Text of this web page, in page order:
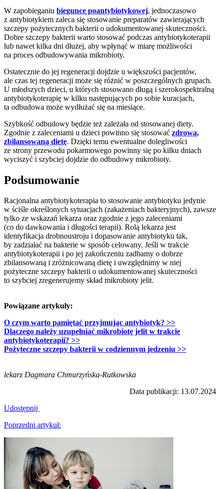
W zapobieganiu biegunce poantybiotykowej, jednoczasowo
z antybiotykiem zaleca się stosowanie preparatów zawierających
szczepy pożytecznych bakterii o udokumentowanej skuteczności.
Dobre szczepy bakterii warto stosować podczas antybiotykoterapii
lub nawet kilka dni dłużej, aby wpłynąć w miarę możliwości
na proces odbudowywania mikrobioty.
Ostatecznie do jej regeneracji dojdzie u większości pacjentów,
ale czas tej regeneracji może się różnić w poszczególnych grupach.
U młodszych dzieci, u których stosowano długą i szerokospektralną
antybiotykoterapię w kilku następujących po sobie kuracjach,
ta odbudowa może wydłużać się na miesiące.
Szybkość odbudowy będzie też zależała od stosowanej diety.
Zgodnie z zaleceniami u dzieci powinno się stosować zdrową,
zbilansowaną dietę. Dzięki temu ewentualne dolegliwości
ze strony przewodu pokarmowego powinny się po kilku dniach
wyciszyć i szybciej dojdzie do odbudowy mikrobioty.
Podsumowanie
Racjonalna antybiotykoterapia to stosowanie antybiotyku jedynie
w ściśle określonych sytuacjach (zakażeniach bakteryjnych), zawsze
tylko ze wskazań lekarza oraz zgodnie z jego zaleceniami
(co do dawkowania i długości terapii). Rolą lekarza jest
identyfikacja drobnoustroju i dopasowanie antybiotyku tak,
by zadziałać na bakterie w sposób celowany. Jeśli w trakcie
antybiotykoterapii i po jej zakończeniu zadbamy o dobrze
zbilansowaną i zróżnicowaną dietę i uwzględnimy w niej
pożyteczne szczepy bakterii o udokumentowanej skuteczności
to szybciej zregenerujemy skład mikrobioty jelit.
Powiązane artykuły:
O czym warto pamiętać przyjmując antybiotyk? >>
Dlaczego należy uzupełniać mikrobiotę jelit w trakcie
antybiotykoterapii? >>
Pożyteczne szczepy bakterii w codziennym jedzeniu >>
lekarz Dagmara Chmurzyńska-Rutkowska
Data publikacji: 13.07.2024
Udostępnij
Nawigacja
wpisu
Poprzedni artykuł:
artykuł: